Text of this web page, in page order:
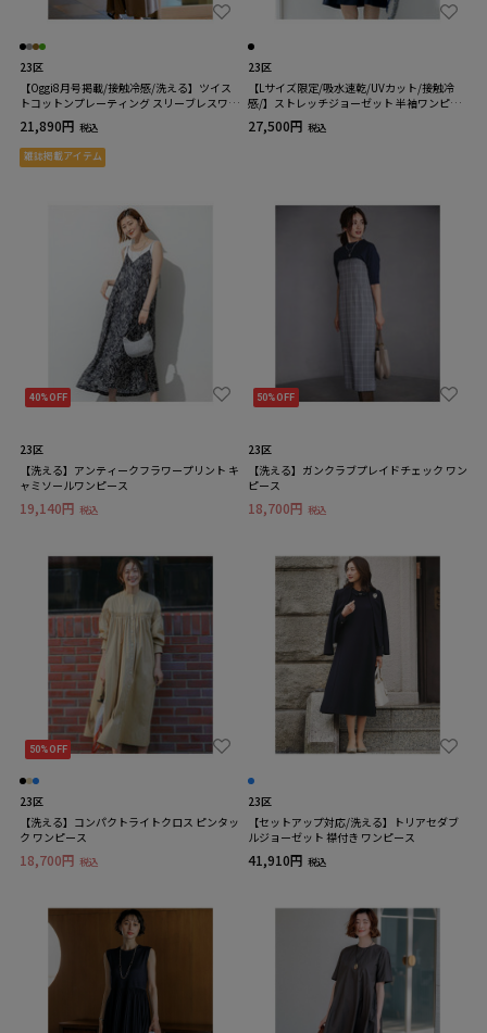
23区
【Oggi8月号掲載/接触冷感/洗える】ツイス
トコットンプレーティング スリーブレスワン
21,890円 税込
雑誌掲載アイテム
23区
【Lサイズ限定/吸水速乾/UVカット/接触冷
感/】ストレッチジョーゼット 半袖ワンピー
27,500円 税込
40%OFF
23区
【洗える】アンティークフラワープリント キ
ャミソールワンピース
19,140円 税込
50%OFF
23区
【洗える】ガンクラブプレイドチェック ワン
ピース
18,700円 税込
50%OFF
23区
【洗える】コンパクトライトクロス ピンタッ
ク ワンピース
18,700円 税込
23区
【セットアップ対応/洗える】トリアセダブ
ルジョーゼット 襟付き ワンピース
41,910円 税込